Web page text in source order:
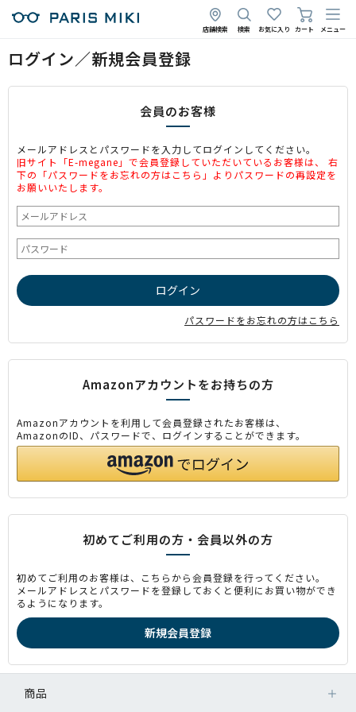
店舗検索 検索 お気に入り カート メニュー
ログイン／新規会員登録
会員のお客様
メールアドレスとパスワードを入力してログインしてください。
旧サイト「E-megane」で会員登録していただいているお客様は、 右
下の「パスワードをお忘れの方はこちら」よりパスワードの再設定を
お願いいたします。
パスワードをお忘れの方はこちら
Amazonアカウントをお持ちの方
Amazonアカウントを利用して会員登録されたお客様は、
AmazonのID、パスワードで、ログインすることができます。
初めてご利用の方・会員以外の方
初めてご利用のお客様は、こちらから会員登録を行ってください。
メールアドレスとパスワードを登録しておくと便利にお買い物ができ
るようになります。
商品